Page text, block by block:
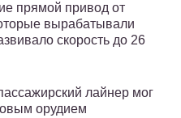
прямой привод от
вырабатывали
скорость до 26
лайнер мог
орудием